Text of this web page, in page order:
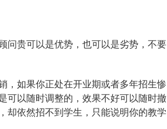
贵可以是优势，也可以是劣势，不要
如果你正处在开业期或者多年招生惨
可以随时调整的，效果不好可以随时撤
却依然招不到学生，只能说明你的教学